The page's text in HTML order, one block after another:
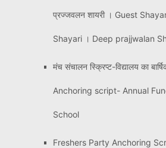
प्रज्जवलन शायरी । Guest
Shayari । Deep prajjwalan
मंच संचालन स्क्रिप्ट-विद्यालय का
Anchoring script- Annual
School
Freshers Party Anchoring